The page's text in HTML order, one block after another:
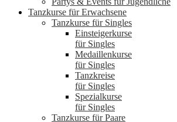
Tanzkurse für Erwachsene
Tanzkurse für Singles
Einsteigerkurse
für Singles
Medaillenkurse
für Singles
Tanzkreise
für Singles
Spezialkurse
für Singles
Tanzkurse für Paare